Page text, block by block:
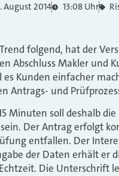
August 2014 13:08 Uhr
folgend, hat der
Abschluss Makler und
es Kunden einfacher
Antrags- und
Minuten soll deshalb die
Der Antrag erfolgt
entfallen. Der
der Daten erhält er
Die Unterschrift